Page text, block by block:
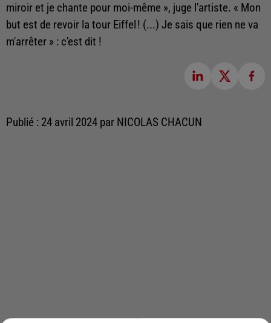
miroir et je chante pour moi-même », juge l'artiste. « Mon
but est de revoir la tour Eiffel ! (...) Je sais que rien ne va
m'arrêter » : c'est dit !
Publié : 24 avril 2024 par NICOLAS CHACUN